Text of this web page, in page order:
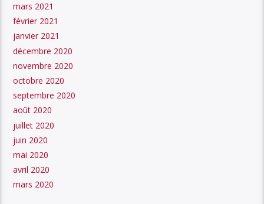
mars 2021
février 2021
janvier 2021
décembre 2020
novembre 2020
octobre 2020
septembre 2020
août 2020
juillet 2020
juin 2020
mai 2020
avril 2020
mars 2020